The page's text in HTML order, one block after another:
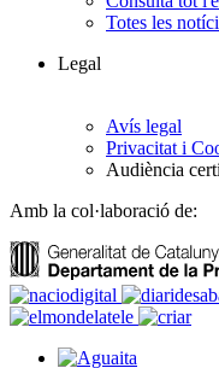
Totes les
Legal
Avís legal
Privacitat i
Audiència
Amb la col·laboració de: